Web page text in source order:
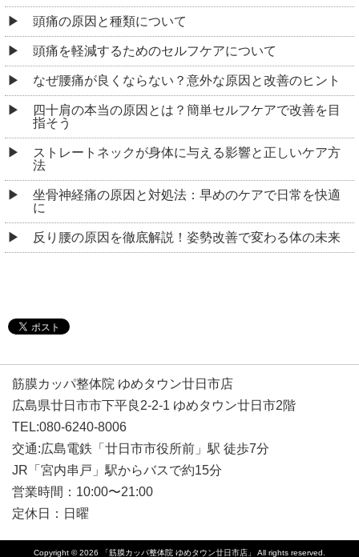
頭痛の原因と種類について
頭痛を軽減するためのセルフケアについて
なぜ腰痛が良くならない？意外な原因と改善のヒント
四十肩の本当の原因とは？簡単セルフケアで改善を目
指そう
ストレートネックが身体に与える影響と正しいケア方
法
坐骨神経痛の原因と対処法：早めのケアで日常を快適
に
反り腰の原因を徹底解説！姿勢改善で変わる体の未来
筋膜カッパ整体院 ゆめタウン廿日市店
広島県廿日市市下平良2-2-1 ゆめタウン廿日市2階
TEL:080-6240-8006
交通:広島電鉄「廿日市市役所前」駅 徒歩7分
JR「宮内串戸」駅からバスで約15分
営業時間：10:00〜21:00
定休日：日曜
Copyright © 2026 「筋膜カッパ整体院 ゆめタウン廿日市店」 All rights reserved.